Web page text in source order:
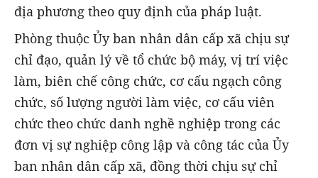
địa phương theo quy định của pháp luật.
Phòng thuộc Ủy ban nhân dân cấp xã chịu sự
chỉ đạo, quản lý về tổ chức bộ máy, vị trí việc
làm, biên chế công chức, cơ cấu ngạch công
chức, số lượng người làm việc, cơ cấu viên
chức theo chức danh nghề nghiệp trong các
đơn vị sự nghiệp công lập và công tác của Ủy
ban nhân dân cấp xã, đồng thời chịu sự chỉ